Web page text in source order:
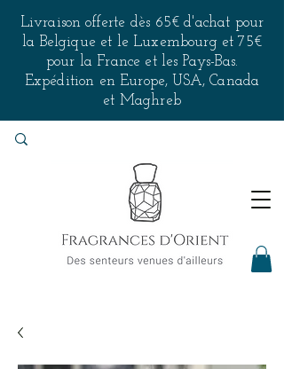
Livraison offerte dès 65€ d'achat pour
la Belgique et le Luxembourg et 75€
pour la France et les Pays-Bas.
Expédition en Europe, USA, Canada
et Maghreb